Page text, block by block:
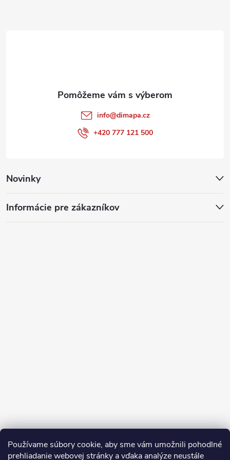
Používame súbory cookie, aby sme vám umožnili pohodlné
prehliadanie webovej stránky a vďaka analýze neustále
Novinky
Informácie pre zákazníkov
info@dimapa.cz
+420 777 121 500